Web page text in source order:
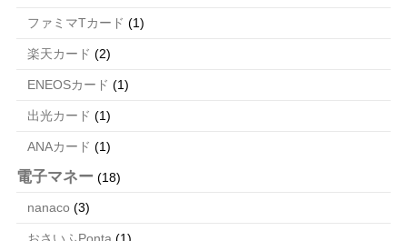
ファミマTカード (1)
楽天カード (2)
ENEOSカード (1)
出光カード (1)
ANAカード (1)
電子マネー (18)
nanaco (3)
おさいふPonta (1)